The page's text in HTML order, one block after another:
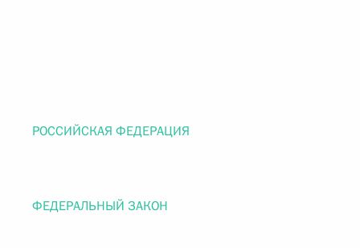
РОССИЙСКАЯ ФЕДЕРАЦИЯ
ФЕДЕРАЛЬНЫЙ ЗАКОН